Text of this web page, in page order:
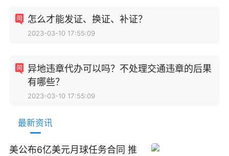
怎么才能发证、换证、补证？
2023-03-10 17:55:09
异地违章代办可以吗？不处理交通违章的后果
有哪些？
2023-03-10 17:55:09
最新资讯
美公布6亿美元月球任务合同 推